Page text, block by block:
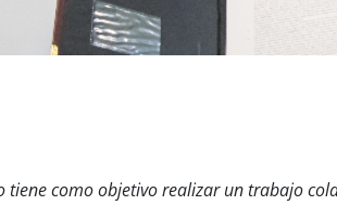
tiene como objetivo realizar un trabajo